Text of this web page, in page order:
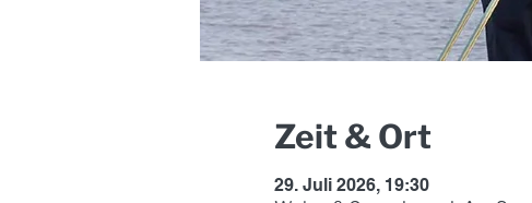
Zeit & Ort
29. Juli 2026, 19:30